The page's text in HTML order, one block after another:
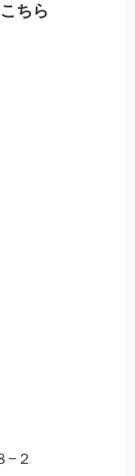
ちら
−２